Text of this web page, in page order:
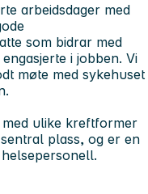
arbeidsdager med
som bidrar med
i jobben. Vi
møte med sykehuset
ulike kreftformer
plass, og er en